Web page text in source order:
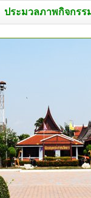
ประมวลภาพกิจกรร